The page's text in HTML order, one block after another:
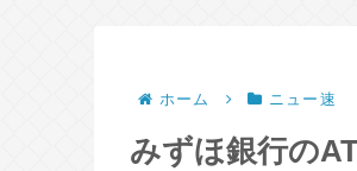
ホーム ニュー速
みずほ銀行の